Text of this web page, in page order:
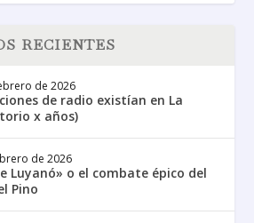
RECIENTES
de 2026
de radio existían en La
x años)
de 2026
Luyanó» o el combate épico del
Pino